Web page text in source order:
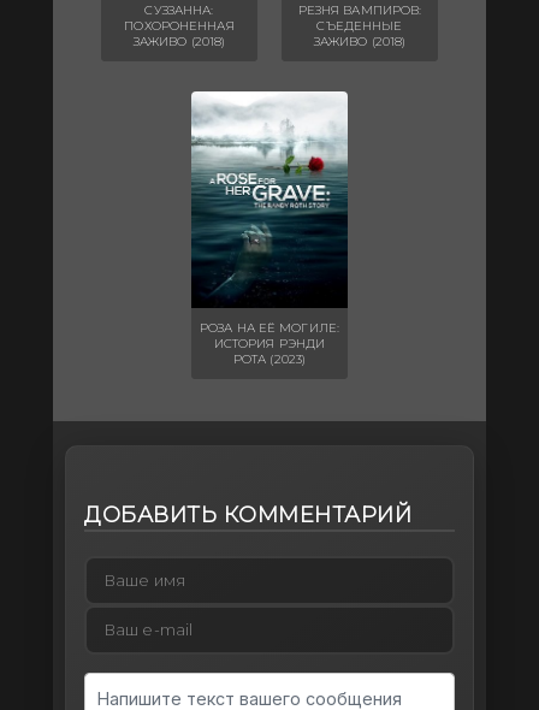
СУЗЗАННА:
ПОХОРОНЕННАЯ
ЗАЖИВО (2018)
РЕЗНЯ ВАМПИРОВ:
СЪЕДЕННЫЕ
ЗАЖИВО (2018)
РОЗА НА ЕЁ МОГИЛЕ:
ИСТОРИЯ РЭНДИ
РОТА (2023)
ДОБАВИТЬ КОММЕНТАРИЙ